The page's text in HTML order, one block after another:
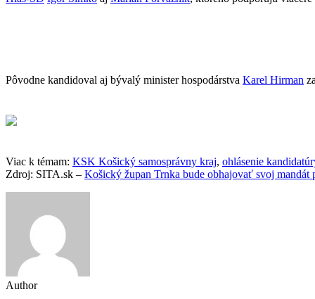
Pôvodne kandidoval aj bývalý minister hospodárstva Karel Hirman
Viac k témam: KSK Košický samosprávny kraj, ohlásenie
Zdroj: SITA.sk – Košický župan Trnka bude obhajovať svoj
Author